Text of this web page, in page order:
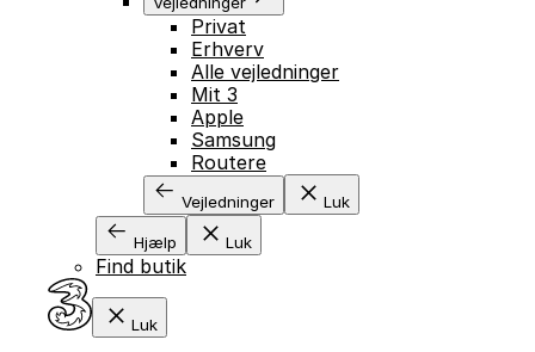
Privat
Erhverv
Alle vejledninger
Mit 3
Apple
Samsung
Routere
Vejledninger Luk
Hjælp Luk
Find butik
Luk